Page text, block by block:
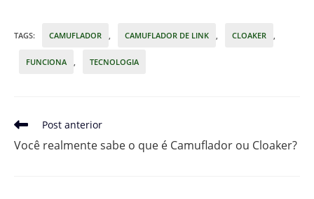
TAGS: CAMUFLADOR CAMUFLADOR DE LINK CLOAKER
FUNCIONA TECNOLOGIA
Leia
artigos
Post anterior
Você realmente sabe o que é Camuflador ou Cloaker?